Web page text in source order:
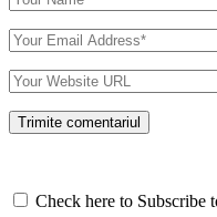
Check here to Subscribe